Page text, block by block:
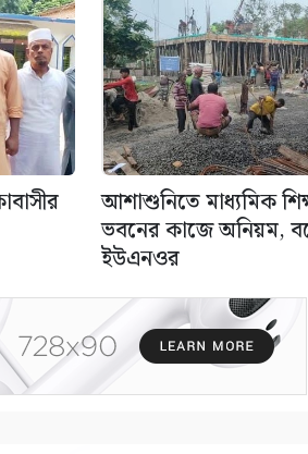
আশাশুনিতে মাধ্যমিক
ভবনের কাজে অনিয়ম,
ইউএনওর